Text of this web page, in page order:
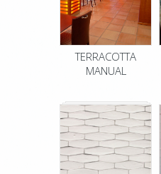
TERRACOTTA
MANUAL